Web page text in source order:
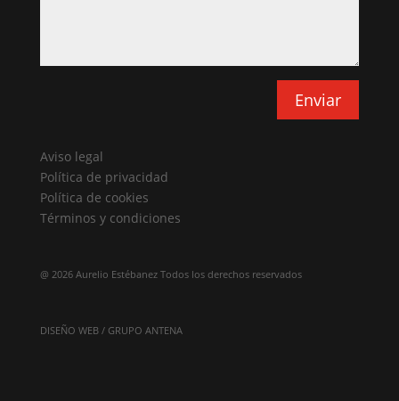
Enviar
Aviso legal
Política de privacidad
Política de cookies
Términos y condiciones
@ 2026 Aurelio Estébanez Todos los derechos reservados
DISEÑO WEB / GRUPO ANTENA